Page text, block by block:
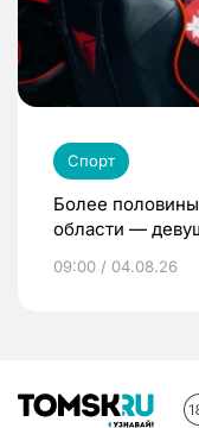
Спорт
Более
области —
09:00 / 04.08.26